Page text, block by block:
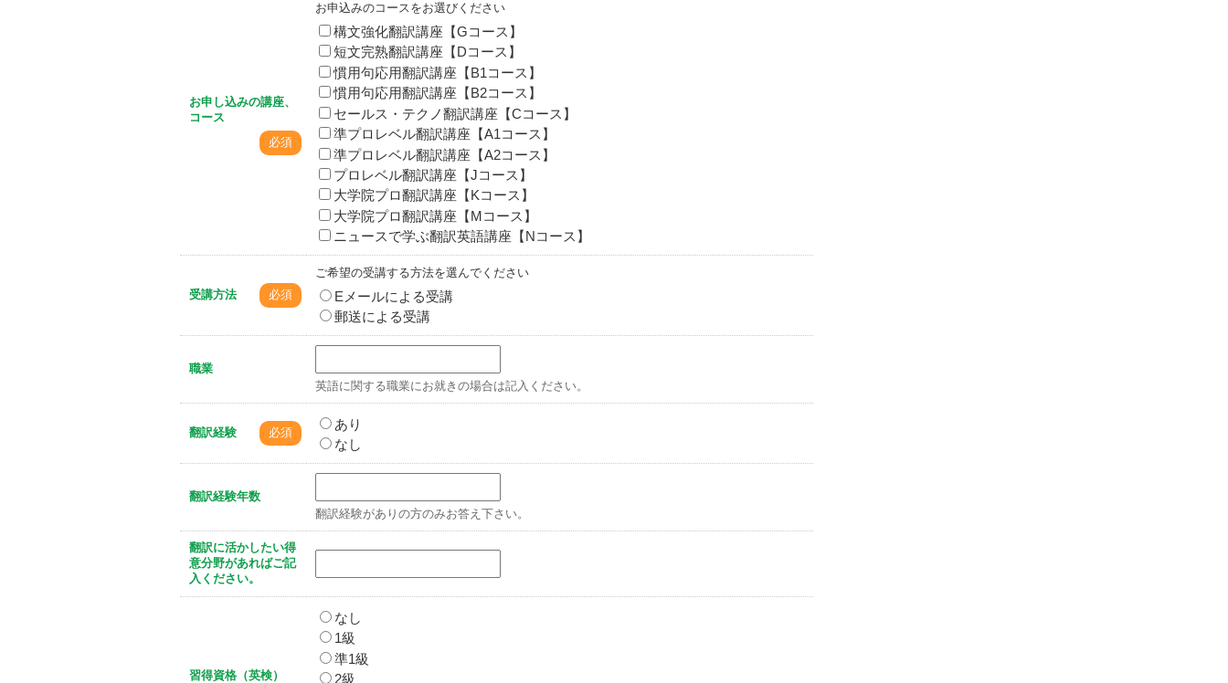
お申し込みの講座、
コース
必須
お申込みのコースをお選びください
構文強化翻訳講座【Gコース】
短文完熟翻訳講座【Dコース】
慣用句応用翻訳講座【B1コース】
慣用句応用翻訳講座【B2コース】
セールス・テクノ翻訳講座【Cコース】
準プロレベル翻訳講座【A1コース】
準プロレベル翻訳講座【A2コース】
プロレベル翻訳講座【Jコース】
大学院プロ翻訳講座【Kコース】
大学院プロ翻訳講座【Mコース】
ニュースで学ぶ翻訳英語講座【Nコース】
受講方法 必須
ご希望の受講する方法を選んでください
Eメールによる受講
郵送による受講
職業
英語に関する職業にお就きの場合は記入ください。
翻訳経験 必須
あり
なし
翻訳経験年数
翻訳経験がありの方のみお答え下さい。
翻訳に活かしたい得
意分野があればご記
入ください。
習得資格（英検）
なし
1級
準1級
2級